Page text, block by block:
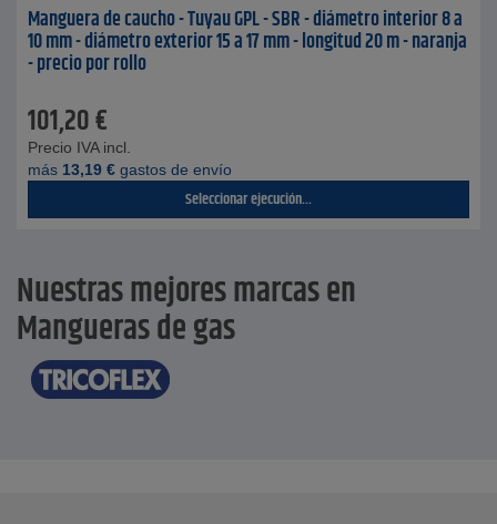
Manguera de caucho - Tuyau GPL - SBR - diámetro interior 8 a
10 mm - diámetro exterior 15 a 17 mm - longitud 20 m - naranja
- precio por rollo
101,20€
Precio IVA incl.
más 13,19 € gastos de envío
Seleccionar ejecución...
Nuestras mejores marcas en
Mangueras de gas